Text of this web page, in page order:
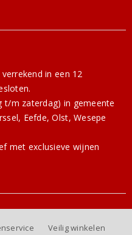
in een 12
t/m zaterdag) in gemeente
Eefde, Olst, Wesepe
met exclusieve wijnen
Veilig winkelen